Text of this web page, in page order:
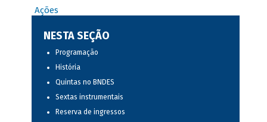
Ações
NESTA SEÇÃO
Programação
História
Quintas no BNDES
Sextas instrumentais
Reserva de ingressos